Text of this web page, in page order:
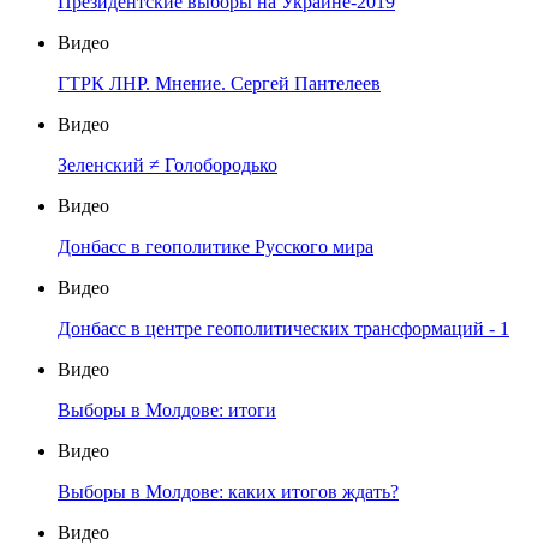
Видео
ГТРК ЛНР. Мнение. Сергей Пантелеев
Видео
Зеленский ≠ Голобородько
Видео
Донбасс в геополитике Русского мира
Видео
Донбасс в центре геополитических трансформаций - 1
Видео
Выборы в Молдове: итоги
Видео
Выборы в Молдове: каких итогов ждать?
Видео